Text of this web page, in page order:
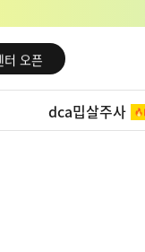
터 오픈
터 오픈
터 오픈
dca밉살주사